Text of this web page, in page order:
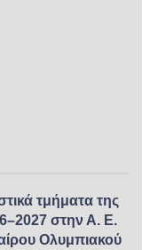
τμήματα της
στην Α. Ε.
Ολυμπιακού